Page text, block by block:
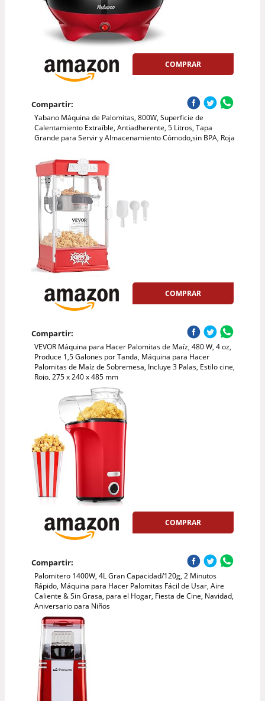
COMPRAR
Compartir:
Yabano Máquina de Palomitas, 800W, Superficie de
Calentamiento Extraíble, Antiadherente, 5 Litros, Tapa
Grande para Servir y Almacenamiento Cómodo,sin BPA, Roja
COMPRAR
Compartir:
VEVOR Máquina para Hacer Palomitas de Maíz, 480 W, 4 oz,
Produce 1,5 Galones por Tanda, Máquina para Hacer
Palomitas de Maíz de Sobremesa, Incluye 3 Palas, Estilo cine,
Rojo, 275 x 240 x 485 mm
COMPRAR
Compartir:
Palomitero 1400W, 4L Gran Capacidad/120g, 2 Minutos
Rápido, Máquina para Hacer Palomitas Fácil de Usar, Aire
Caliente & Sin Grasa, para el Hogar, Fiesta de Cine, Navidad,
Aniversario para Niños